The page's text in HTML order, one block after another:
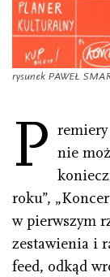
rysunek PAWEŁ
P nie
roku”,
w pierwszym
zestawienia i
feed, odkąd